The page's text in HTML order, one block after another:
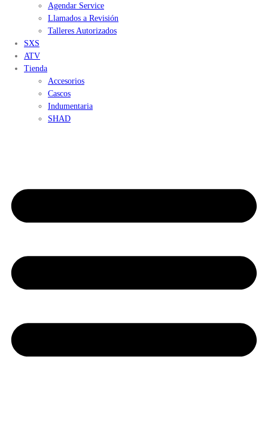
Agendar Service
Llamados a Revisión
Talleres Autorizados
SXS
ATV
Tienda
Accesorios
Cascos
Indumentaria
SHAD